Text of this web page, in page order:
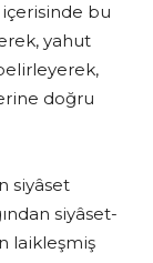
bu
yahut
doğru
siyâset
siyâset-
laikleşmiş